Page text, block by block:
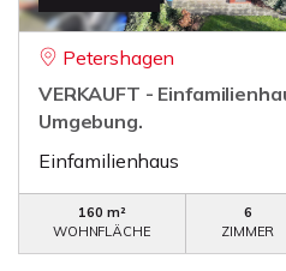
Petershagen
VERKAUFT -
Umgebung.
Einfamilienhaus
160 m²
WOHNFLÄCHE
6
ZIMMER